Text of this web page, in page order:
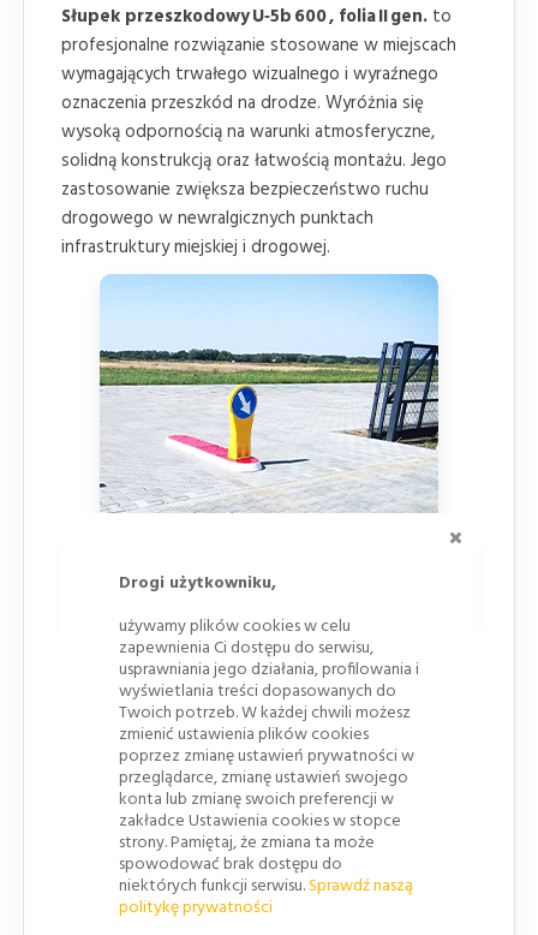
Drogi użytkowniku,
używamy plików cookies w celu
zapewnienia Ci dostępu do serwisu,
usprawniania jego działania, profilowania i
wyświetlania treści dopasowanych do
Twoich potrzeb. W każdej chwili możesz
zmienić ustawienia plików cookies
poprzez zmianę ustawień prywatności w
przeglądarce, zmianę ustawień swojego
konta lub zmianę swoich preferencji w
zakładce Ustawienia cookies w stopce
strony. Pamiętaj, że zmiana ta może
spowodować brak dostępu do
niektórych funkcji serwisu.Sprawdź naszą
politykę prywatności
Słupek przeszkodowy U‑5b 600 , folia II gen. to
profesjonalne rozwiązanie stosowane w miejscach
wymagających trwałego wizualnego i wyraźnego
oznaczenia przeszkód na drodze. Wyróżnia się
wysoką odpornością na warunki atmosferyczne,
solidną konstrukcją oraz łatwością montażu. Jego
zastosowanie zwiększa bezpieczeństwo ruchu
drogowego w newralgicznych punktach
infrastruktury miejskiej i drogowej.
Słupek przeszkodowy U-5b 600 -
główne cechy
Wytrzymały materiał: Słupek wykonany jest z
wysokiej jakości tworzywa PCV w kolorze żółtym,
odpornego na działanie czynników
atmosferycznych czy promieniowanie UV.
Lico odblaskowe ø600 mm: Umożliwia
wyklejenie znakamiC-9, C-10 lub C-11i
kierowanie ruchem zgodnie z obowiązującymi
przepisami.
Stabilna podstawa: Podstawa o wymiarach